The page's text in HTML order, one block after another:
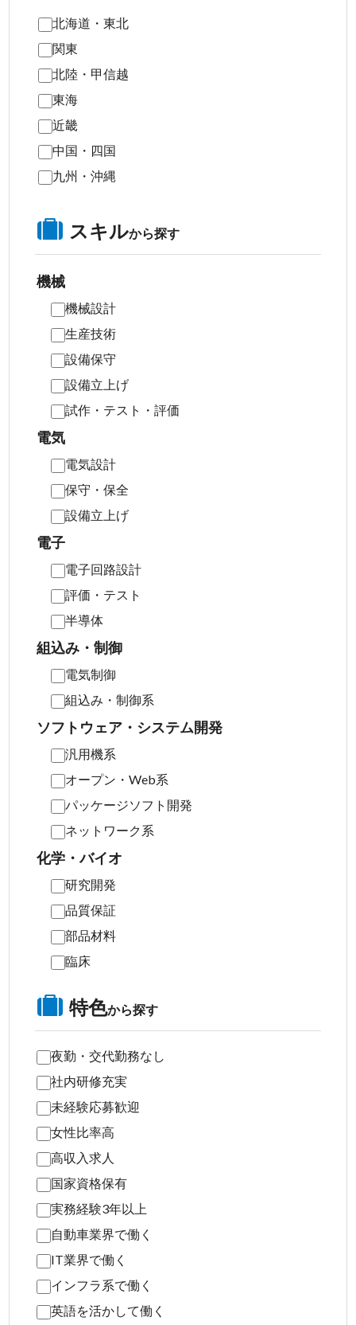
北海道・東北
関東
北陸・甲信越
東海
近畿
中国・四国
九州・沖縄
スキルから探す
機械
機械設計
生産技術
設備保守
設備立上げ
試作・テスト・評価
電気
電気設計
保守・保全
設備立上げ
電子
電子回路設計
評価・テスト
半導体
組込み・制御
電気制御
組込み・制御系
ソフトウェア・システム開発
汎用機系
オープン・Web系
パッケージソフト開発
ネットワーク系
化学・バイオ
研究開発
品質保証
部品材料
臨床
特色から探す
夜勤・交代勤務なし
社内研修充実
未経験応募歓迎
女性比率高
高収入求人
国家資格保有
実務経験3年以上
自動車業界で働く
IT業界で働く
インフラ系で働く
英語を活かして働く